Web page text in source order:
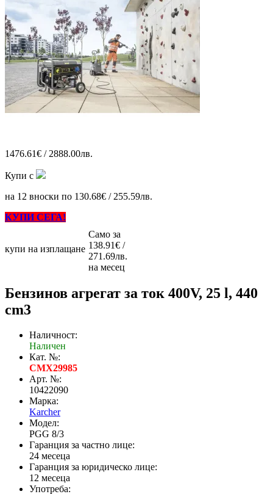
1476.61€ / 2888.00лв.
Купи с
на 12 вноски по 130.68€ / 255.59лв.
КУПИ СЕГА!
купи на изплащане
Само за
138.91€ /
271.69лв.
на месец
Бензинов агрегат за ток 400V, 25 l, 440
cm3
Наличност:
Наличен
Кат. №:
CMX29985
Арт. №:
10422090
Марка:
Karcher
Модел:
PGG 8/3
Гаранция за частно лице:
24 месеца
Гаранция за юридическо лице:
12 месеца
Употреба: